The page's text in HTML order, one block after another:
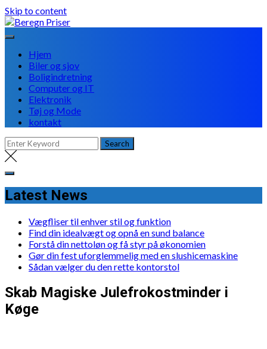
Skip to content
Hjem
Biler og sjov
Boligindretning
Computer og IT
Elektronik
Tøj og Mode
kontakt
Latest News
Vægfliser til enhver stil og funktion
Find din idealvægt og opnå en sund balance
Forstå din nettoløn og få styr på økonomien
Gør din fest uforglemmelig med en slushicemaskine
Sådan vælger du den rette kontorstol
Skab Magiske Julefrokostminder i
Køge